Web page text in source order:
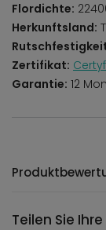
Flordichte:
Herkunftsland:
Zertifikat:
Garantie: 12
Teilen Sie